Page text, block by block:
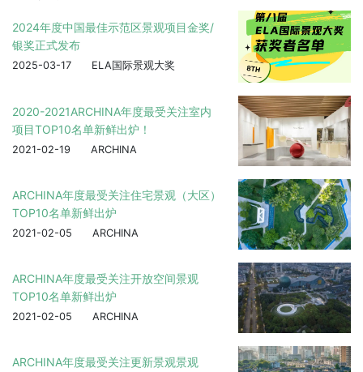
2024年度中国最佳示范区景观项目金奖/
银奖正式发布
2025-03-17 ELA国际景观大奖
2020-2021ARCHINA年度最受关注室内
项目TOP10名单新鲜出炉！
2021-02-19 ARCHINA
ARCHINA年度最受关注住宅景观（大区）
TOP10名单新鲜出炉
2021-02-05 ARCHINA
ARCHINA年度最受关注开放空间景观
TOP10名单新鲜出炉
2021-02-05 ARCHINA
ARCHINA年度最受关注更新景观景观